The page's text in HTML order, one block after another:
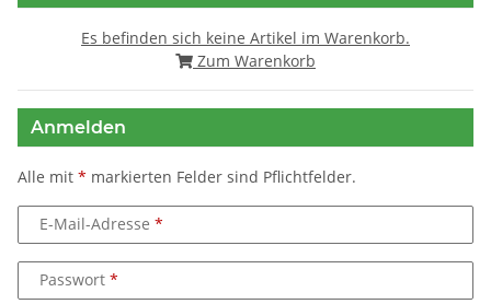
Es befinden sich keine Artikel im Warenkorb.
Zum Warenkorb
Anmelden
Alle mit * markierten Felder sind Pflichtfelder.
E-Mail-Adresse
Passwort